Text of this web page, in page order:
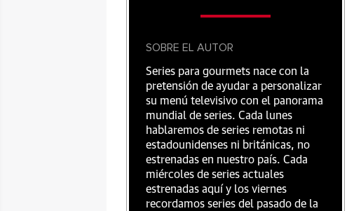
SOBRE EL AUTOR
Series para gourmets nace con la
pretensión de ayudar a personalizar
su menú televisivo con el panorama
mundial de series. Cada lunes
hablaremos de series remotas ni
estadounidenses ni británicas, no
estrenadas en nuestro país. Cada
miércoles de series actuales
estrenadas aquí y los viernes
recordamos series del pasado de la